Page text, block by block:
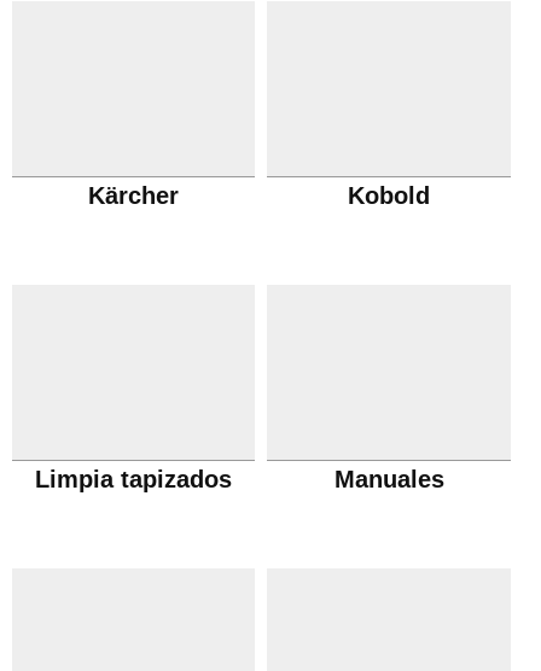
Kärcher Kobold
Limpia tapizados Manuales